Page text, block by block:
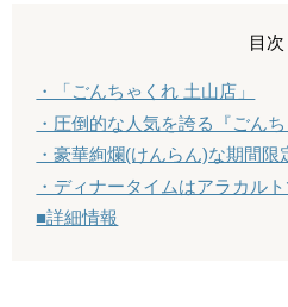
目次
・「ごんちゃくれ 土山店」
・圧倒的な人気を誇る『ごんち
・豪華絢爛(けんらん)な期間限
・ディナータイムはアラカル
■詳細情報